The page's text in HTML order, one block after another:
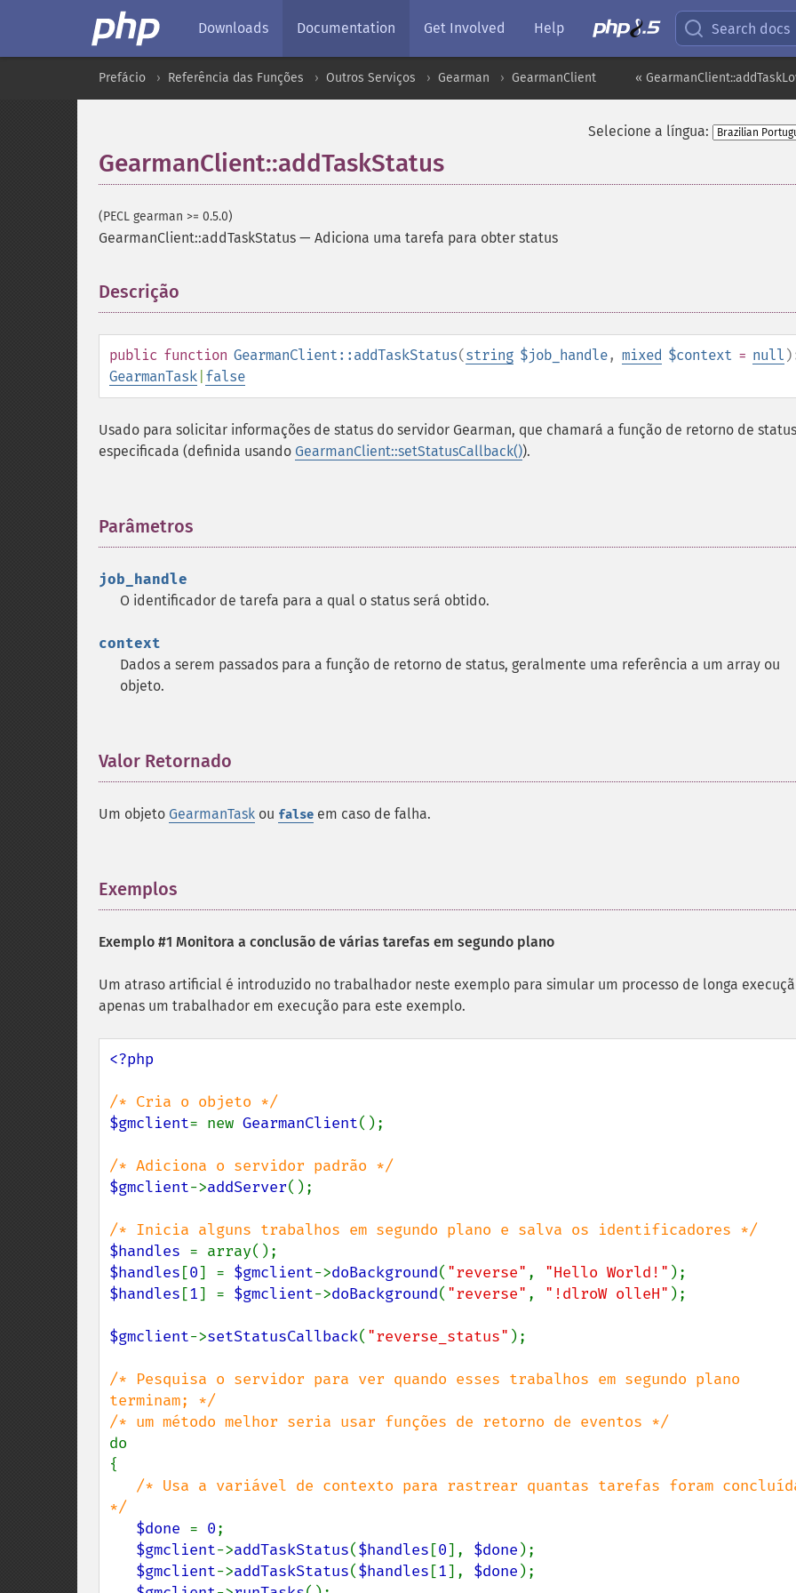
Downloads Documentation Get Involved Help Search docs
«
Prefácio Referência das Funções Outros Serviços Gearman GearmanClient
Selecione a língua:
GearmanClient::addTaskStatus
(PECL gearman >= 0.5.0)
GearmanClient::addTaskStatus — Adiciona uma tarefa para obter status
Descrição
public function GearmanClient::addTaskStatus(string $job_handle, mixed $context = null
GearmanTask false
Usado para solicitar informações de status do servidor Gearman, que chamará a função de retorno de status
especificada (definida usando GearmanClient::setStatusCallback()).
Parâmetros
job_handle
O identificador de tarefa para a qual o status será obtido.
context
Dados a serem passados ​​para a função de retorno de status, geralmente uma referência a um array ou
objeto.
Valor Retornado
Um objeto GearmanTask ou false em caso de falha.
Exemplos
Exemplo #1 Monitora a conclusão de várias tarefas em segundo plano
Um atraso artificial é introduzido no trabalhador neste exemplo para simular um processo de longa
apenas um trabalhador em execução para este exemplo.
<?php
$gmclient= new GearmanClient();
$gmclient->addServer();
$handles
$handles [0] = $gmclient->doBackground( "reverse" , "Hello World!"
$handles [1] = $gmclient->doBackground( "reverse" , "!dlroW olleH" );
$gmclient->setStatusCallback( "reverse_status" );
/* Pesquisa o servidor para ver quando esses trabalhos em segundo plano
terminam; */
do
{
/* Usa a variável de contexto para rastrear quantas tarefas foram
*/
$done = 0;
$gmclient->addTaskStatus($handles [0], $done );
$gmclient->addTaskStatus($handles [1], $done );